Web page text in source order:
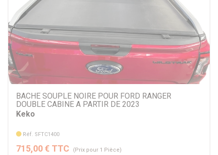
BACHE SOUPLE NOIRE POUR FORD RANGER
DOUBLE CABINE A PARTIR DE 2023
Keko
Réf. SFTC1400
715,00 € TTC (Prix pour 1 Pièce)